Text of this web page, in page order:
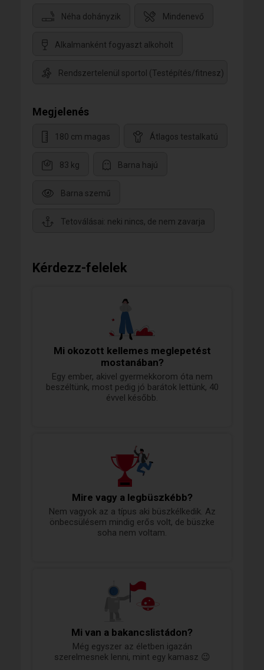
Néha dohányzik Mindenevő
Alkalmanként fogyaszt alkoholt
Rendszertelenül sportol (Testépítés/fitnesz)
Megjelenés
180 cm magas Átlagos testalkatú
83 kg Barna hajú
Barna szemű
Tetoválásai: neki nincs, de nem zavarja
Kérdezz-felelek
Mi okozott kellemes meglepetést
mostanában?
Egy ember, akivel gyermekkorom óta nem
beszéltünk, most pedig jó barátok lettünk, 40
évvel később.
Mire vagy a legbüszkébb?
Nem vagyok az a típus aki büszkélkedik. Az
önbecsülésem mindig erős volt, de büszke
soha nem voltam.
Mi van a bakancslistádon?
Még egyszer az életben igazán
szerelmesnek lenni, mint egy kamasz 😉